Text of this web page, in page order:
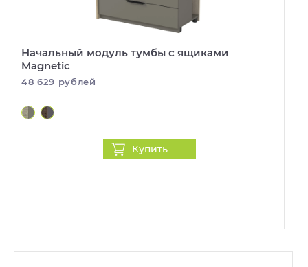
Начальный модуль тумбы с ящиками
Magnetic
48 629 рублей
Купить